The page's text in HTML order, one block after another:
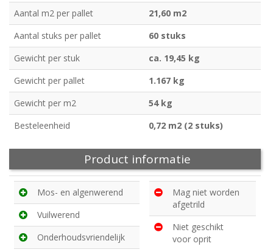
Aantal m2 per pallet
21,60 m2
Aantal stuks per pallet
60 stuks
Gewicht per stuk
ca. 19,45 kg
Gewicht per pallet
1.167 kg
Gewicht per m2
54 kg
Besteleenheid
0,72 m2 (2 stuks)
Product informatie
Mos- en algenwerend
Vuilwerend
Onderhoudsvriendelijk
Mag niet worden
afgetrild
Niet geschikt
voor oprit